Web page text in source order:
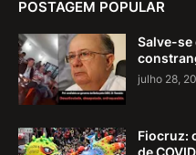
POSTAGEM POPULAR
Salve-se
julho 28,
Fiocruz: